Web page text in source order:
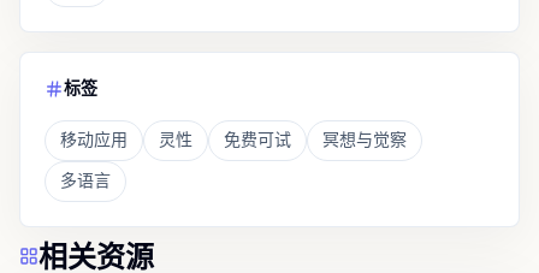
标签
移动应用 灵性 免费可试
冥想与觉察
多语言
相关资源